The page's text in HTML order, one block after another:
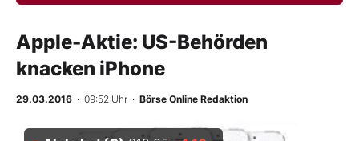
Anlageprodukte
Finanz-Check
Apple-Aktie: US-Behörden
knacken iPhone
29.03.2016 · 09:52 Uhr · Börse Online Redaktion